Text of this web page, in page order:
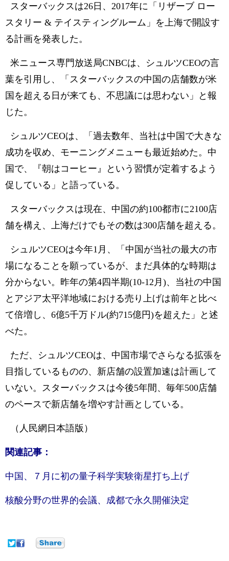
スターバックスは26日、2017年に「リザーブ ロー
スタリー & テイスティングルーム」を上海で開設す
る計画を発表した。
米ニュース専門放送局CNBCは、シュルツCEOの言
葉を引用し、「スターバックスの中国の店舗数が米
国を超える日が来ても、不思議には思わない」と報
じた。
シュルツCEOは、「過去数年、当社は中国で大きな
成功を収め、モーニングメニューも最近始めた。中
国で、『朝はコーヒー』という習慣が定着するよう
促している」と語っている。
スターバックスは現在、中国の約100都市に2100店
舗を構え、上海だけでもその数は300店舗を超える。
シュルツCEOは今年1月、「中国が当社の最大の市
場になることを願っているが、まだ具体的な時期は
分からない。昨年の第4四半期(10-12月)、当社の中国
とアジア太平洋地域における売り上げは前年と比べ
て倍増し、6億5千万ドル(約715億円)を超えた」と述
べた。
ただ、シュルツCEOは、中国市場でさらなる拡張を
目指しているものの、新店舗の設置加速は計画して
いない。スターバックスは今後5年間、毎年500店舗
のペースで新店舗を増やす計画としている。
（人民網日本語版）
関連記事：
中国、７月に初の量子科学実験衛星打ち上げ
核酸分野の世界的会議、成都で永久開催決定